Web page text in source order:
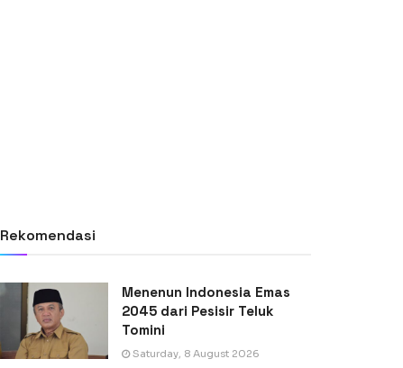
Rekomendasi
Menenun Indonesia Emas
2045 dari Pesisir Teluk
Tomini
Saturday, 8 August 2026